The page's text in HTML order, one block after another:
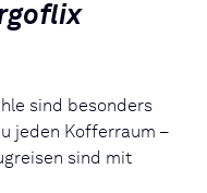
sind besonders
jeden Kofferraum –
sind mit